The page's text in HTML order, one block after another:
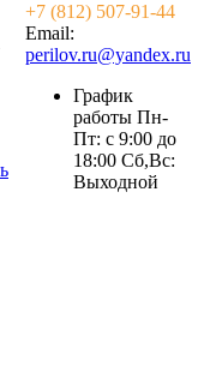
+7 (812) 507-91-44
Email:
perilov.ru@yandex.ru
График
работы Пн-
Пт: с 9:00 до
18:00 Сб,Вс:
Выходной